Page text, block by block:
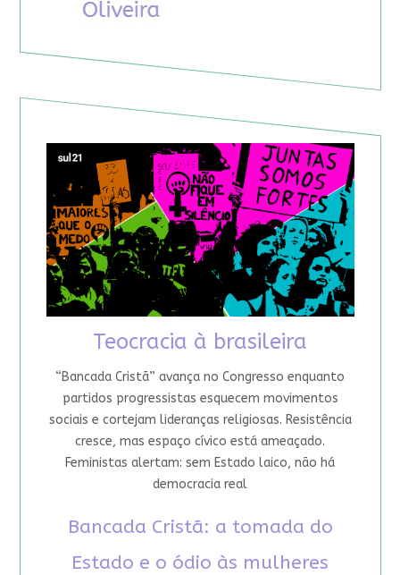
Teocracia à brasileira
“Bancada Cristã” avança no Congresso enquanto
partidos progressistas esquecem movimentos
sociais e cortejam lideranças religiosas. Resistência
cresce, mas espaço cívico está ameaçado.
Feministas alertam: sem Estado laico, não há
democracia real
Bancada Cristã: a tomada do
Estado e o ódio às mulheres